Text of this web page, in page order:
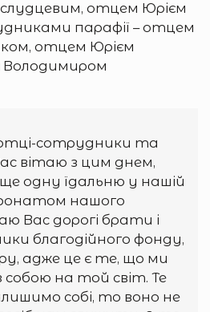
отцем Юрієм
парафії – отцем
отцем Юрієм
Володимиром
сотрудники та
вітаю з цим днем,
одну їдальню у нашій
нашого
Вас дорогі брати і
благодійного фонду,
адже це є те, що ми
на той світ. Те
собі, то воно не